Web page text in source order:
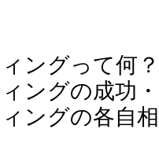
ィングって何？
ィングの成功
ィングの各自